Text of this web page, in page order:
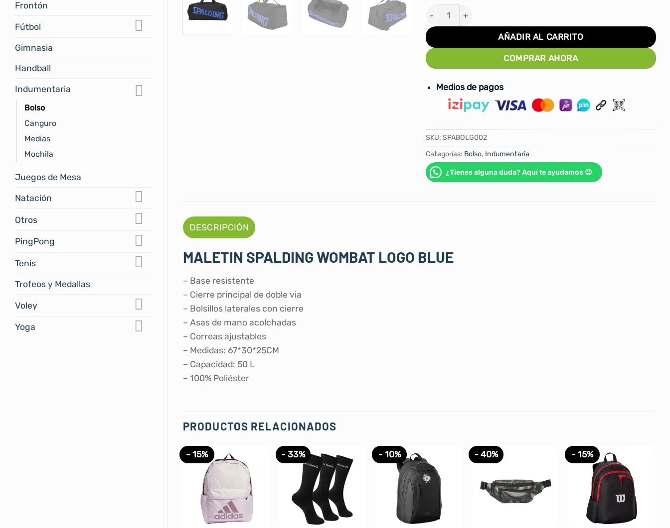
Frontón
Fútbol
Gimnasia
Handball
Indumentaria
Bolso
Canguro
Medias
Mochila
Juegos de Mesa
Natación
Otros
PingPong
Tenis
Trofeos y Medallas
Voley
Yoga
BOLSO DEPORTIVO SPALDING GRANDE LOGO AZUL
AÑADIR AL CARRITO
COMPRAR AHORA
Medios de pagos
SKU: SPABOLG002
Categorías: Bolso, Indumentaria
¿Tienes alguna duda? Aquí te ayudamos 😉
DESCRIPCIÓN
MALETIN SPALDING WOMBAT LOGO BLUE
– Base resistente
– Cierre principal de doble via
– Bolsillos laterales con cierre
– Asas de mano acolchadas
– Correas ajustables
– Medidas: 67*30*25CM
– Capacidad: 50 L
– 100% Poliéster
PRODUCTOS RELACIONADOS
- 15% - 33% - 10% - 40% - 15%